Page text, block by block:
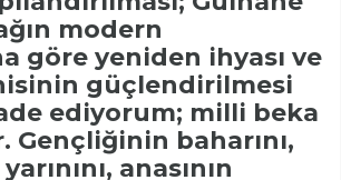
modern
göre yeniden ihyası ve
güçlendirilmesi
ediyorum; milli beka
Gençliğinin baharını,
anasının